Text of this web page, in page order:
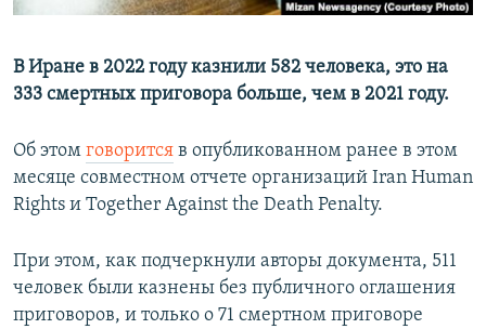
В Иране в 2022 году казнили 582 человека, это на
333 смертных приговора больше, чем в 2021 году.
Об этом говорится в опубликованном ранее в этом
месяце совместном отчете организаций Iran Human
Rights и Together Against the Death Penalty.
При этом, как подчеркнули авторы документа, 511
человек были казнены без публичного оглашения
приговоров, и только о 71 смертном приговоре